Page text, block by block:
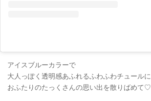
アイスブルーカラーで
大人っぽく透明感あふれるふわふわチュールに
おふたりのたっくさんの思い出を散りばめて♡